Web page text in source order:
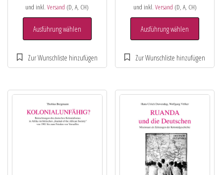
und inkl.Versand (D, A, CH)
Ausführung wählen
und inkl. Versand (D, A, CH)
Ausführung wählen